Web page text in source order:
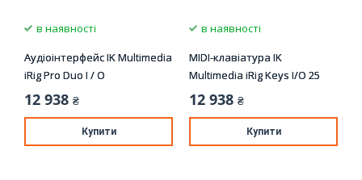
в наявності
Аудіоінтерфейс IK Multimedia
iRig Pro Duo I / O
12 938 ₴
Купити
в наявності
MIDI-клавіатура IK
Multimedia iRig Keys I/O 25
12 938 ₴
Купити